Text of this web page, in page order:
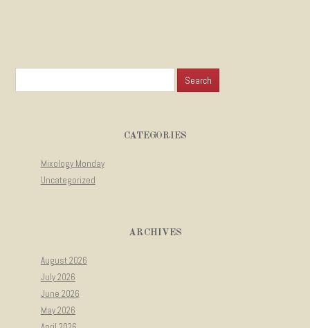
CATEGORIES
Mixology Monday
Uncategorized
ARCHIVES
August 2026
July 2026
June 2026
May 2026